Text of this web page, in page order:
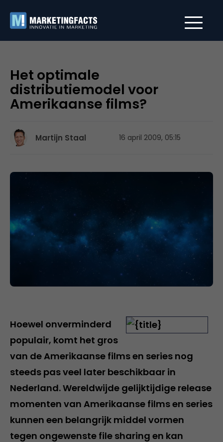
Het optimale
distributiemodel voor
Amerikaanse films?
Martijn Staal 16 april 2009, 05:15
Hoewel onverminderd
populair, komt het gros
van de Amerikaanse films en series nog
steeds pas veel later beschikbaar in
Nederland. Wereldwijde gelijktijdige release
momenten van Amerikaanse films en series
kunnen een belangrijk middel vormen
tegen ongewenste file sharing en kan